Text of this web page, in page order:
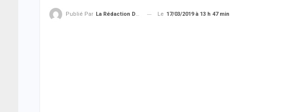
Publié Par La Rédaction De THIEYSENEGAL.com Le 17/03/2019 à 13 h 47 min